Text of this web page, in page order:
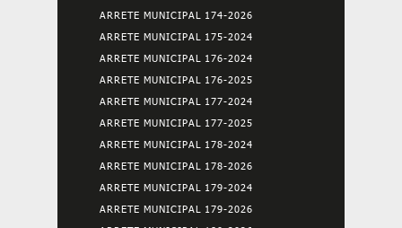
ARRETE MUNICIPAL 174-2026
ARRETE MUNICIPAL 175-2024
ARRETE MUNICIPAL 176-2024
ARRETE MUNICIPAL 176-2025
ARRETE MUNICIPAL 177-2024
ARRETE MUNICIPAL 177-2025
ARRETE MUNICIPAL 178-2024
ARRETE MUNICIPAL 178-2026
ARRETE MUNICIPAL 179-2024
ARRETE MUNICIPAL 179-2026